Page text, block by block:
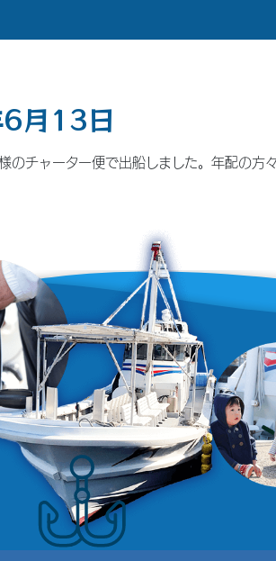
月13日
のチャーター便で出船しました。年配の